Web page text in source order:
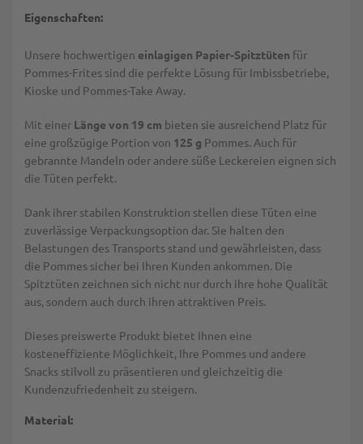
Eigenschaften:
Unsere hochwertigen einlagigen Papier-Spitztüten für
Pommes-Frites sind die perfekte Lösung für Imbissbetriebe,
Kioske und Pommes-Take Away.
Mit einer Länge von 19 cm bieten sie ausreichend Platz für
eine großzügige Portion von 125 g Pommes. Auch für
gebrannte Mandeln oder andere süße Leckereien eignen sich
die Tüten perfekt.
Dank ihrer stabilen Konstruktion stellen diese Tüten eine
zuverlässige Verpackungsoption dar. Sie halten den
Belastungen des Transports stand und gewährleisten, dass
die Pommes sicher bei Ihren Kunden ankommen. Die
Spitztüten zeichnen sich nicht nur durch ihre hohe Qualität
aus, sondern auch durch ihren attraktiven Preis.
Dieses preiswerte Produkt bietet Ihnen eine
kosteneffiziente Möglichkeit, Ihre Pommes und andere
Snacks stilvoll zu präsentieren und gleichzeitig die
Kundenzufriedenheit zu steigern.
Material: